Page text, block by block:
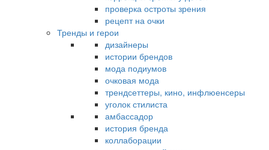
проверка остроты зрения
рецепт на очки
Тренды и герои
дизайнеры
истории брендов
мода подиумов
очковая мода
трендсеттеры, кино, инфлюенсеры
уголок стилиста
амбассадор
история бренда
коллаборации